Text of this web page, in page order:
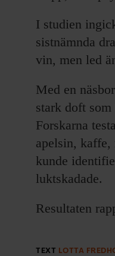
I studien
sistnämnda
vin, men led
Med en
stark doft
Forskarna
apelsin, kaffe,
kunde
luktskadade.
Resultaten
TEXT LOTTA